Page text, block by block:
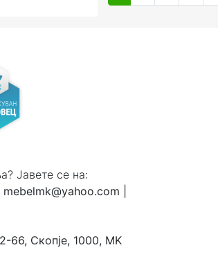
Јавете се на:
mebelmk@yahoo.com
66, Скопје, 1000, MK